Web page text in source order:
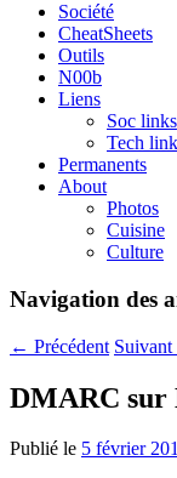
Société
CheatSheets
Outils
N00b
Liens
Soc links
Tech
Permanents
About
Photos
Cuisine
Culture
Navigation des
← Précédent Suivant
DMARC sur
Publié le 5 février